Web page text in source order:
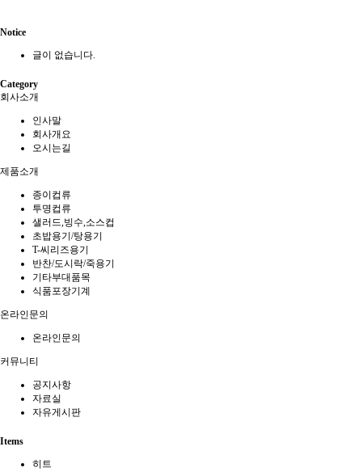
Notice
글이 없습니다.
Category
회사소개
인사말
회사개요
오시는길
제품소개
종이컵류
투명컵류
샐러드,빙수,소스컵
초밥용기/탕용기
T-씨리즈용기
반찬/도시락/죽용기
기타부대품목
식품포장기계
온라인문의
온라인문의
커뮤니티
공지사항
자료실
자유게시판
Items
히트